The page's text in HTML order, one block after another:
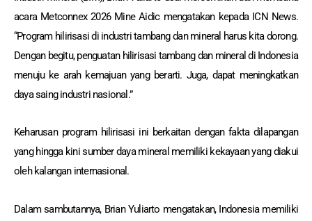
acara Metconnex 2026 Mine Aidic mengatakan kepada ICN News.
“Program hilirisasi di industri tambang dan mineral harus kita dorong.
Dengan begitu, penguatan hilirisasi tambang dan mineral di Indonesia
menuju ke arah kemajuan yang berarti. Juga, dapat meningkatkan
daya saing industri nasional.”
Keharusan program hilirisasi ini berkaitan dengan fakta dilapangan
yang hingga kini sumber daya mineral memiliki kekayaan yang diakui
oleh kalangan internasional.
Dalam sambutannya, Brian Yuliarto mengatakan, Indonesia memiliki